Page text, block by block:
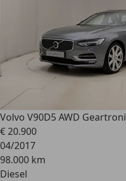
Volvo V90D5 AWD
€ 20.900
04/2017
98.000 km
Diesel